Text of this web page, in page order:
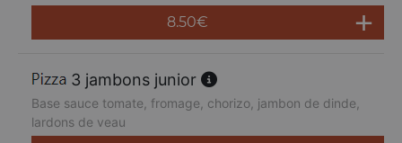
8.50€
3 jambons junior
Base sauce tomate, fromage, chorizo, jambon de dinde,
lardons de veau